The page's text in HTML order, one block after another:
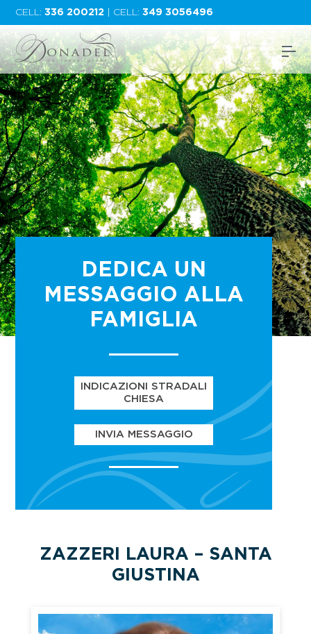
CELL:336 200212 | CELL:349 3056496
DEDICA UN
MESSAGGIO ALLA
FAMIGLIA
INDICAZIONI STRADALI
CHIESA
INVIA MESSAGGIO
ZAZZERI LAURA – SANTA
GIUSTINA